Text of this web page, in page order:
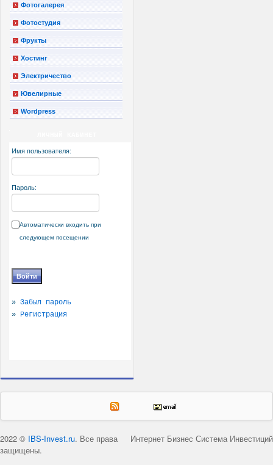
Фотогалерея
Фотостудия
Фрукты
Хостинг
Электричество
Ювелирные
Wordpress
Имя пользователя:
Пароль:
Автоматически входить при
следующем посещении
» Забыл пароль
» Регистрация
Интернет Бизнес Система Инвестиций
2022 © IBS-Invest.ru. Все права
защищены.